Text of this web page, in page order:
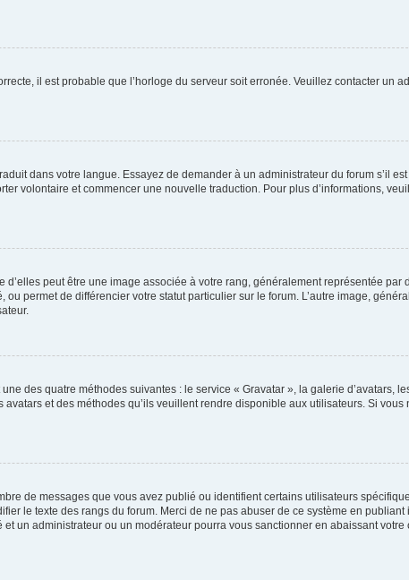
il est probable que l’horloge du serveur soit erronée. Veuillez contacter un
dans votre langue. Essayez de demander à un administrateur du forum s’il
volontaire et commencer une nouvelle traduction. Pour plus d’informations,
peut être une image associée à votre rang, généralement représentée par
permet de différencier votre statut particulier sur le forum. L’autre image,
des quatre méthodes suivantes : le service « Gravatar », la galerie d’avatars,
et des méthodes qu’ils veuillent rendre disponible aux utilisateurs. Si
de messages que vous avez publié ou identifient certains utilisateurs
le texte des rangs du forum. Merci de ne pas abuser de ce système en publiant
un administrateur ou un modérateur pourra vous sanctionner en abaissant votre